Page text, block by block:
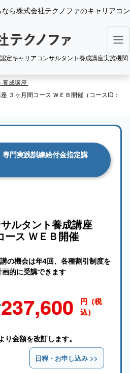
ら株式会社テクノファのキャリアコン
定キャリアコンサルタント養成講座実施機関
養成講座
３ヶ月間コース ＷＥＢ開催（コースID：
門実践訓練給付金指定講
ルタント養成講座
ース ＷＥＢ開催
の機会は年4回、各種割引制度を
的に受講できます
237,600
円（税
込）
り金額を改訂します。